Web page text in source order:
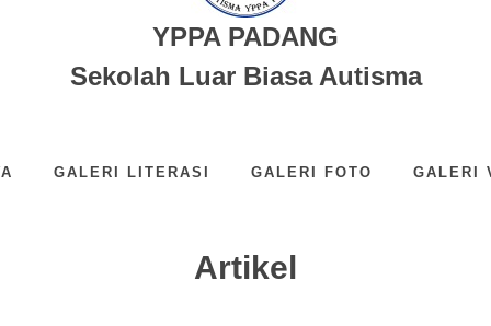
YPPA PADANG
Sekolah Luar Biasa Autisma
GALERI LITERASI GALERI FOTO GALERI
Artikel